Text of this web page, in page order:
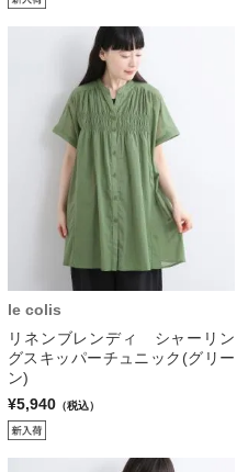
le colis
リネンブレンディ シャーリン
グスキッパーチュニック(グリー
ン)
¥5,940 （税込）